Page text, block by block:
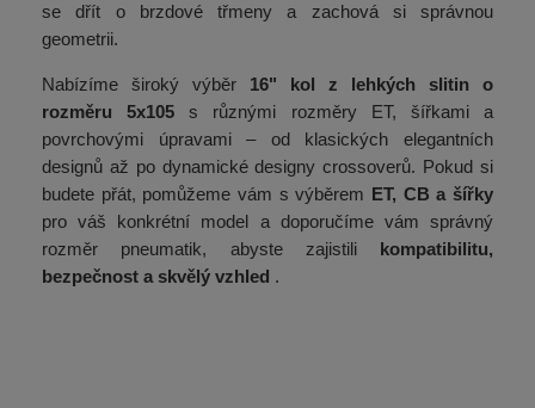
se dřít o brzdové třmeny a zachová si správnou
geometrii.
Nabízíme široký výběr 16" kol z lehkých slitin o
rozměru 5x105 s různými rozměry ET, šířkami a
povrchovými úpravami – od klasických elegantních
designů až po dynamické designy crossoverů. Pokud si
budete přát, pomůžeme vám s výběrem ET, CB a šířky
pro váš konkrétní model a doporučíme vám správný
rozměr pneumatik, abyste zajistili kompatibilitu,
bezpečnost a skvělý vzhled .